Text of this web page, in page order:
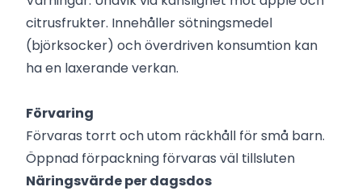
citrusfrukter. Innehåller sötningsmedel
(björksocker) och överdriven konsumtion kan
ha en laxerande verkan.
Förvaring
Förvaras torrt och utom räckhåll för små barn.
Öppnad förpackning förvaras väl tillsluten
Näringsvärde per dagsdos